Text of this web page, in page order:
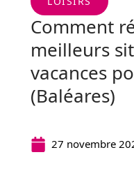
Comment
meilleurs
vacances
(Baléares)
27 novembre